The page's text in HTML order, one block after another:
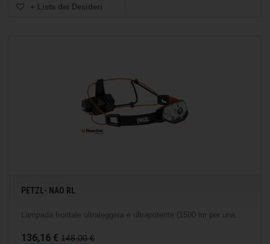
+ Lista dei Desideri
PETZL- NAO RL
Lampada frontale ultraleggera e ultrapotente (1500 lm per una...
136,16 € 148,00 €